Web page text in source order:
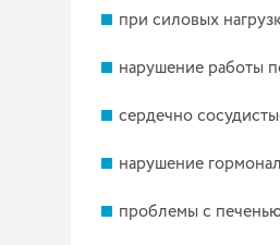
при силовых
нарушение работы
сердечно
нарушение
проблемы с